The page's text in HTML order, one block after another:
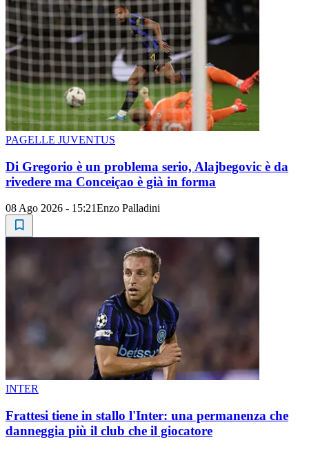
PAGELLE JUVENTUS
Di Gregorio è un problema serio, Alajbegovic è da
rivedere ma Conceiçao è già in forma
08 Ago 2026 - 15:21Enzo Palladini
INTER
Frattesi tiene in stallo l'Inter: una permanenza che
danneggia più il club che il giocatore